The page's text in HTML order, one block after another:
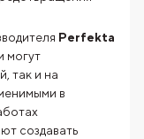
Perfekta
могут
так и на
в
создавать